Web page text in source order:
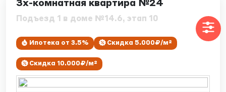
3х-комнатная квартира №24
Подъезд 1 в доме №14.6, этап 10
Ипотека от 3.5% Скидка 5.000₽/м²
Скидка 10.000₽/м²